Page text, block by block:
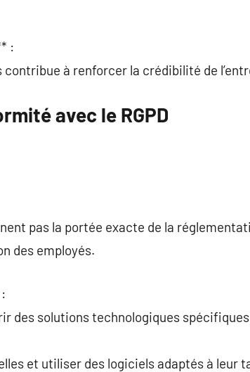
:
à renforcer la crédibilité de
avec le RGPD
pas la portée exacte de la
des employés.
des solutions technologiques
et utiliser des logiciels adaptés à leur